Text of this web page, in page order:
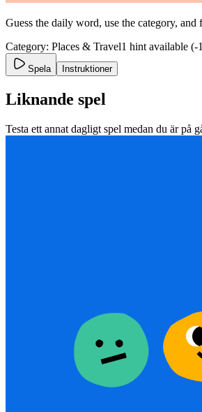
Guess the daily word, use the category,
Category: Places & Travel1 hint available (-
Spela Instruktioner
Liknande spel
Testa ett annat dagligt spel medan du är på